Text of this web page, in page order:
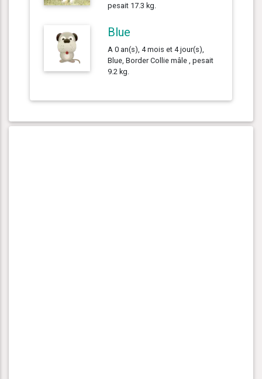
pesait 17.3 kg.
Blue
A 0 an(s), 4 mois et 4 jour(s),
Blue, Border Collie mâle , pesait
9.2 kg.